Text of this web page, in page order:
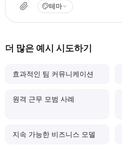
테마
더 많은 예시 시도하기
효과적인 팀 커뮤니케이션
원격 근무 모범 사례
지속 가능한 비즈니스 모델